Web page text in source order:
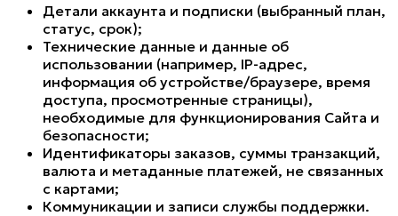
Детали аккаунта и подписки (выбранный план,
статус, срок);
Технические данные и данные об
использовании (например, IP-адрес,
информация об устройстве/браузере, время
доступа, просмотренные страницы),
необходимые для функционирования Сайта и
безопасности;
Идентификаторы заказов, суммы транзакций,
валюта и метаданные платежей, не связанных
с картами;
Коммуникации и записи службы поддержки.